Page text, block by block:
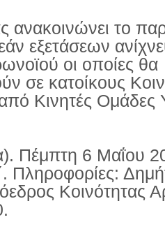
ανακοινώνει το
εξετάσεων
οι οποίες θα
σε κατοίκους
Κινητές Ομάδες
Πέμπτη 6 Μαΐου
Πληροφορίες:
Κοινότητας